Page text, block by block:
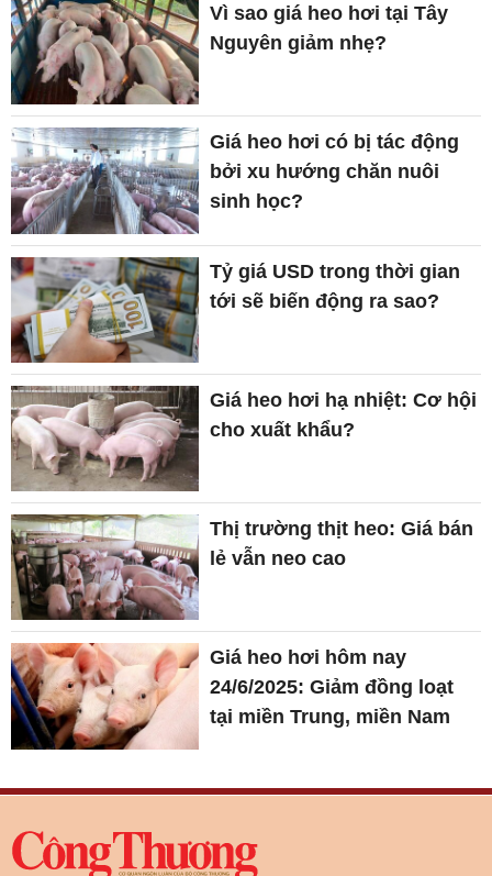
Vì sao giá heo hơi tại Tây
Nguyên giảm nhẹ?
Giá heo hơi có bị tác động
bởi xu hướng chăn nuôi
sinh học?
Tỷ giá USD trong thời gian
tới sẽ biến động ra sao?
Giá heo hơi hạ nhiệt: Cơ hội
cho xuất khẩu?
Thị trường thịt heo: Giá bán
lẻ vẫn neo cao
Giá heo hơi hôm nay
24/6/2025: Giảm đồng loạt
tại miền Trung, miền Nam